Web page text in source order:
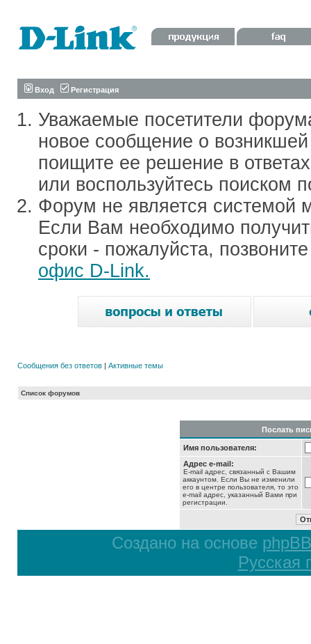
Вход Регистрация
Уважаемые посетители
новое сообщение о
поищите ее решение в
или воспользуйтесь поиском
Форум не является системой
Если Вам необходимо
сроки - пожалуйста,
офис D-Link.
Сообщения без ответов | Активные темы
Список форумов
Послать
Имя пользователя:
Адрес e-mail:
E-mail адрес, связанный с Вашим
аккаунтом. Если Вы не изменили
его в центре пользователя, то это
e-mail адрес, указанный Вами при
регистрации.
Создано на основе phpBB
Русская